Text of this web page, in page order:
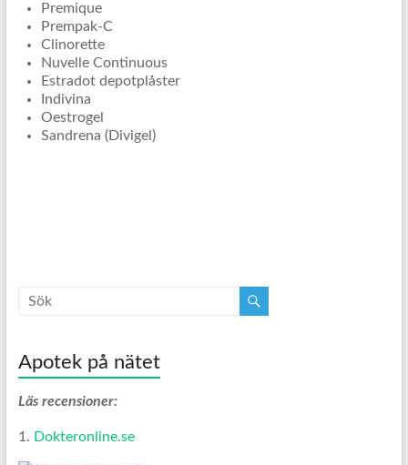
Premique
Prempak-C
Clinorette
Nuvelle Continuous
Estradot depotplåster
Indivina
Oestrogel
Sandrena (Divigel)
Apotek på nätet
Läs recensioner:
1. Dokteronline.se